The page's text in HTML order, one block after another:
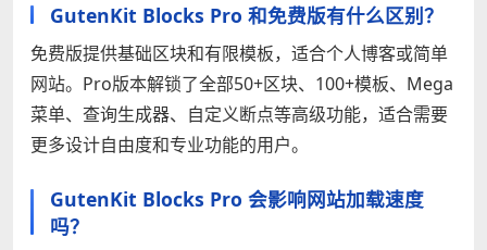
GutenKit Blocks Pro 和免费版有什么区别？
免费版提供基础区块和有限模板，适合个人博客或简单
网站。Pro版本解锁了全部50+区块、100+模板、Mega
菜单、查询生成器、自定义断点等高级功能，适合需要
更多设计自由度和专业功能的用户。
GutenKit Blocks Pro 会影响网站加载速度
吗？